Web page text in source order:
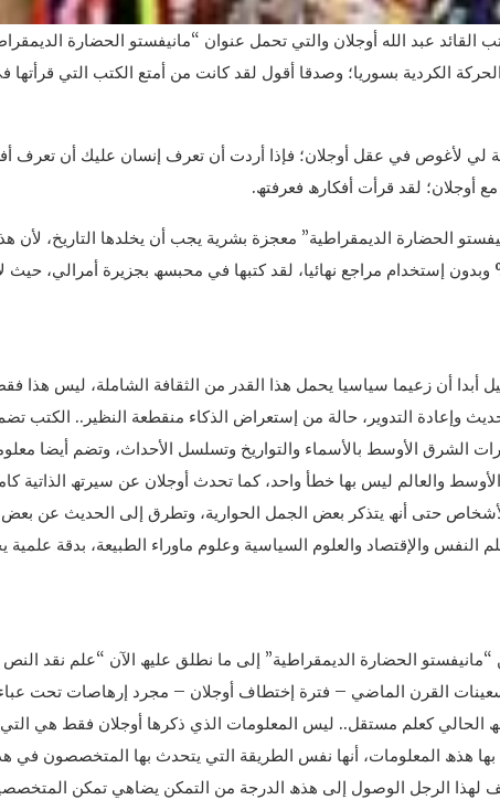
عبد الله أوجلان والتي تحمل عنوان “مانيفستو الحضارة
الكردية بسوريا؛ وصدقا أقول لقد كانت من أمتع الكتب التي قرأتھا
لي لأغوص في عقل أوجلان؛ فإذا أردت أن تعرف إنسان عليك أن تعرف
أوجلان؛ لقد قرأت أفكارھ فعرفتھ.
الحضارة الديمقراطية” معجزة بشرية يجب أن يخلدھا التاريخ، لأن
أوجلان من الذاكرة بنسبة ١٠٠% وبدون إستخدام مراجع نھائيا، لقد كتبھا في محبسھ بجزيرة أمرالي،
أبدا أن زعيما سياسيا يحمل ھذا القدر من الثقافة الشاملة، ليس ھذا
وإعادة التدوير، حالة من إستعراض الذكاء منقطعة النظير.. الكتب
الشرق الأوسط بالأسماء والتواريخ وتسلسل الأحداث، وتضم أيضا
والعالم ليس بھا خطأ واحد، كما تحدث أوجلان عن سيرتھ الذاتية
حتى أنھ يتذكر بعض الجمل الحوارية، وتطرق إلى الحديث عن بعض
النفس والإقتصاد والعلوم السياسية وعلوم ماوراء الطبيعة، بدقة علمية
الحضارة الديمقراطية” إلى ما نطلق عليھ الآن “علم نقد النص
القرن الماضي – فترة إختطاف أوجلان – مجرد إرھاصات تحت
الحالي كعلم مستقل.. ليس المعلومات الذي ذكرھا أوجلان فقط ھي
بھا ھذھ المعلومات، أنھا نفس الطريقة التي يتحدث بھا المتخصصون في
لھذا الرجل الوصول إلى ھذھ الدرجة من التمكن يضاھي تمكن